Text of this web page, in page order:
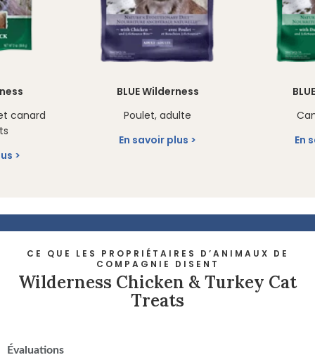
canard
BLUE Wilderness
Poulet, adulte
En savoir plus
En
CE QUE LES PROPRIÉTAIRES D’ANIMAUX DE
COMPAGNIE DISENT
Wilderness Chicken & Turkey Cat
Treats